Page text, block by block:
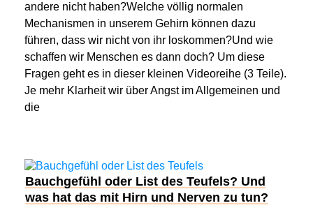
andere nicht haben?Welche völlig normalen
Mechanismen in unserem Gehirn können dazu
führen, dass wir nicht von ihr loskommen?Und wie
schaffen wir Menschen es dann doch? Um diese
Fragen geht es in dieser kleinen Videoreihe (3 Teile).
Je mehr Klarheit wir über Angst im Allgemeinen und
die
Bauchgefühl oder List des Teufels? Und
was hat das mit Hirn und Nerven zu tun?